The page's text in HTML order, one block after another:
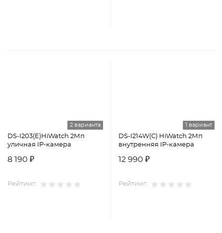
2 варианта
DS-I203(E)HiWatch 2Мп
уличная IP-камера
8 190 ₽
Рейтинг:
1 вариант
DS-I214W(С) HiWatch 2Мп
внутренняя IP-камера
12 990 ₽
Рейтинг: